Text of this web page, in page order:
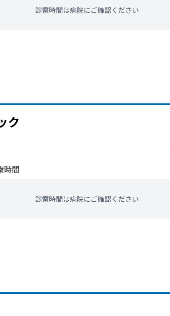
診察時間は病院にご確認ください
ク
時間
診察時間は病院にご確認ください